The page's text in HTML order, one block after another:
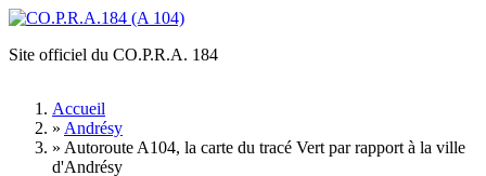
Aller au contenu principal
CO.P.R.A.184
(A 104)
Site officiel du CO.P.R.A. 184
Vous êtes ici
Accueil
» Andrésy
» Autoroute A104, la carte du tracé Vert par rapport à la ville
d'Andrésy